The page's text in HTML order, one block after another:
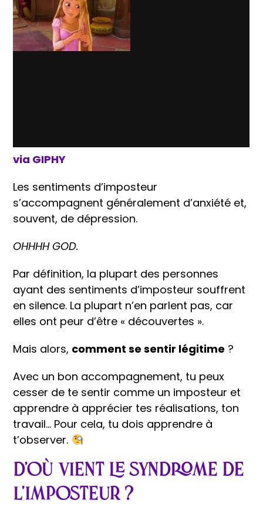
via GIPHY
Les sentiments d’imposteur
s’accompagnent généralement d’anxiété et,
souvent, de dépression.
OHHHH GOD.
Par définition, la plupart des personnes
ayant des sentiments d’imposteur souffrent
en silence. La plupart n’en parlent pas, car
elles ont peur d’être « découvertes ».
Mais alors, comment se sentir légitime ?
Avec un bon accompagnement, tu peux
cesser de te sentir comme un imposteur et
apprendre à apprécier tes réalisations, ton
travail… Pour cela, tu dois apprendre à
t’observer.
D’où vient le syndrome de
l’imposteur ?